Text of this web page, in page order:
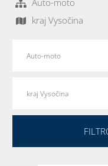
Auto-moto
kraj Vysočina